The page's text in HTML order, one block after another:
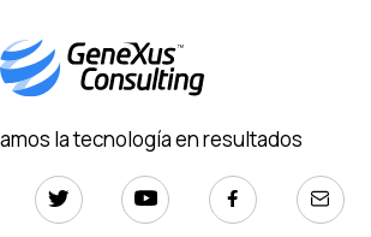
la tecnología en resultados